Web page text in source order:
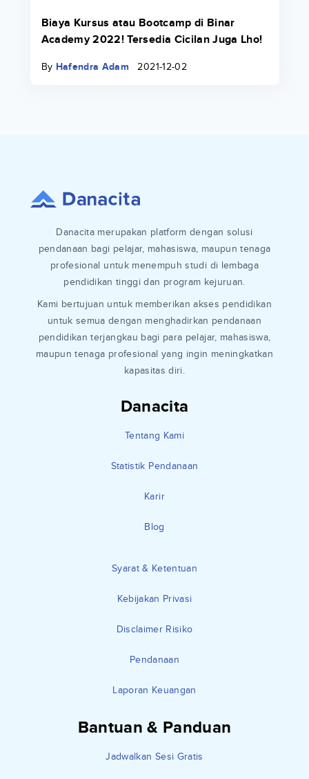
Biaya Kursus atau Bootcamp di Binar
Academy 2022! Tersedia Cicilan Juga Lho!
By Hafendra Adam 2021-12-02
Danacita
Tentang Kami
Statistik Pendanaan
Karir
Blog
Syarat & Ketentuan
Kebijakan Privasi
Disclaimer Risiko
Pendanaan
Laporan Keuangan
Bantuan & Panduan
Jadwalkan Sesi Gratis
Danacita merupakan platform dengan solusi
pendanaan bagi pelajar, mahasiswa, maupun tenaga
profesional untuk menempuh studi di lembaga
pendidikan tinggi dan program kejuruan.
Kami bertujuan untuk memberikan akses pendidikan
untuk semua dengan menghadirkan pendanaan
pendidikan terjangkau bagi para pelajar, mahasiswa,
maupun tenaga profesional yang ingin meningkatkan
kapasitas diri.